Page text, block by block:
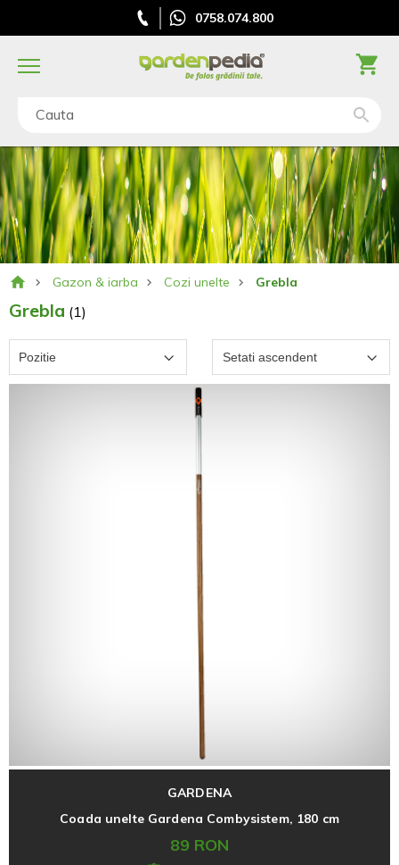
0758.074.800
Cauta
Gazon & iarba Cozi unelte Grebla
Grebla (1)
GARDENA
Coada unelte Gardena Combysistem, 180 cm
89 RON